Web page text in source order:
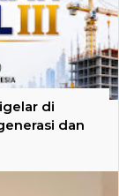
di
dan